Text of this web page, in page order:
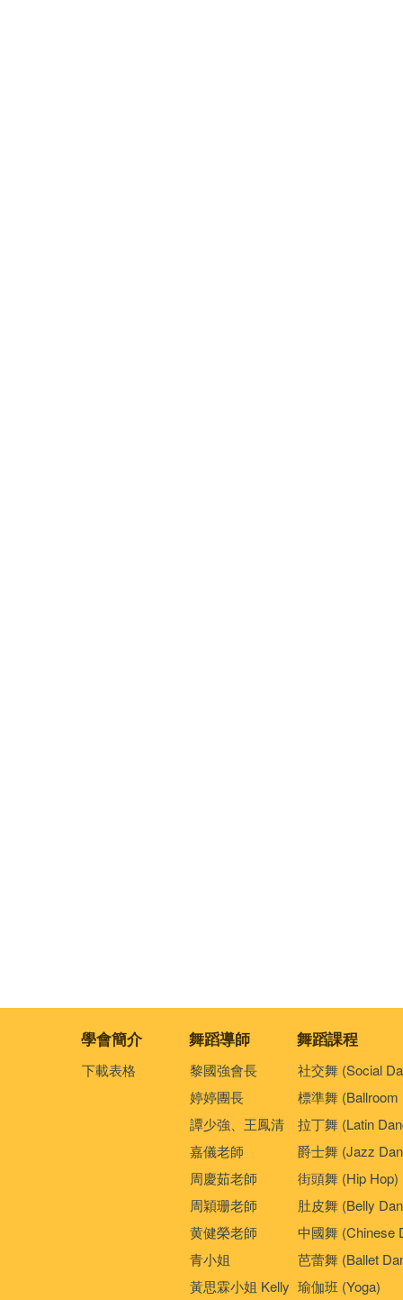
學會簡介 舞蹈導師 舞蹈課程
下載表格
黎國強會長
婷婷團長
譚少強、王鳳清
嘉儀老師
周慶茹老師
周穎珊老師
黄健榮老師
青小姐
黃思霖小姐 Kelly
社交舞 (Social
標準舞 (Ballroom
拉丁舞 (Latin
爵士舞 (Jazz
街頭舞 (Hip Hop)
肚皮舞 (Belly
中國舞 (Chinese
芭蕾舞 (Ballet
瑜伽班 (Yoga)